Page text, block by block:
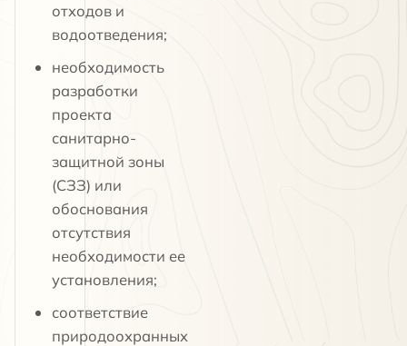
отходов и
водоотведения;
необходимость
разработки
проекта
санитарно-
защитной зоны
(СЗЗ) или
обоснования
отсутствия
необходимости ее
установления;
соответствие
природоохранных